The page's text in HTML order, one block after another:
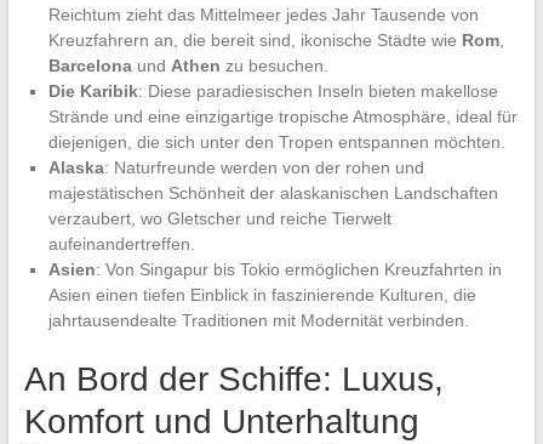
Reichtum zieht das Mittelmeer jedes Jahr Tausende von
Kreuzfahrern an, die bereit sind, ikonische Städte wie Rom,
Barcelonaund Athen zu besuchen.
Die Karibik: Diese paradiesischen Inseln bieten makellose
Strände und eine einzigartige tropische Atmosphäre, ideal für
diejenigen, die sich unter den Tropen entspannen möchten.
Alaska: Naturfreunde werden von der rohen und
majestätischen Schönheit der alaskanischen Landschaften
verzaubert, wo Gletscher und reiche Tierwelt
aufeinandertreffen.
Asien: Von Singapur bis Tokio ermöglichen Kreuzfahrten in
Asien einen tiefen Einblick in faszinierende Kulturen, die
jahrtausendealte Traditionen mit Modernität verbinden.
An Bord der Schiffe: Luxus,
Komfort und Unterhaltung